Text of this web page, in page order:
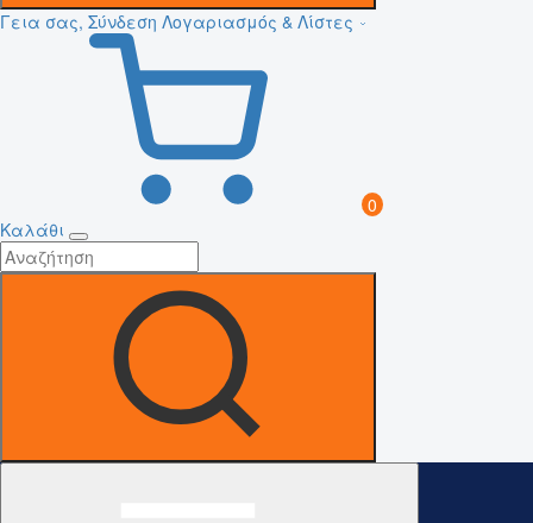
Γεια σας, Σύνδεση Λογαριασμός & Λίστες
0
Καλάθι